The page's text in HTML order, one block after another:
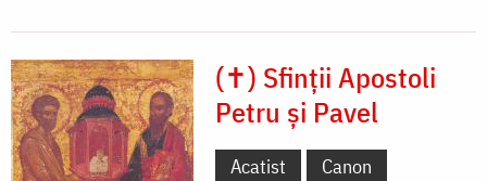
(✝) Sfinții Apostoli
Petru și Pavel
Acatist
Canon